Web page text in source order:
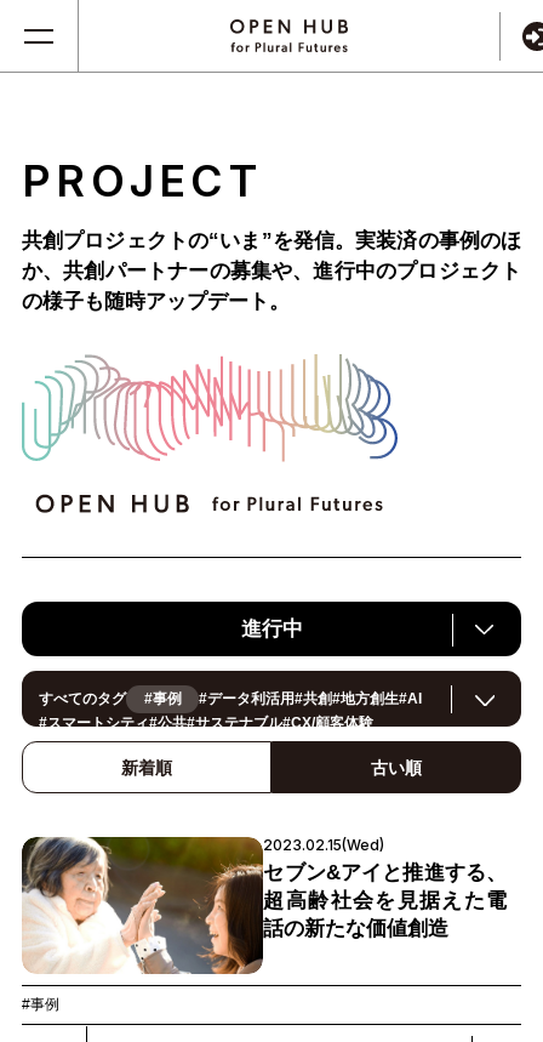
PROJECT
共創プロジェクトの“いま”を発信。実装済の事例のほ
か、共創パートナーの募集や、進行中のプロジェクト
の様子も随時アップデート。
進行中
すべてのタグ #事例 #データ利活用#共創#地方創生#AI
#スマートシティ#公共#サステナブル#CX/顧客体験
#ヘルスケア#環境・エネルギー#働き方改革
イノベーション#IoT
スマートファクトリー
#デジタルツイン
新着順 古い順
2023.02.15(Wed)
セブン&アイと推進する、
超高齢社会を見据えた電
話の新たな価値創造
#事例